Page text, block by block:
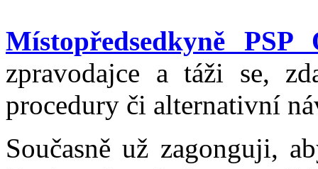
Místopředsedkyně PSP
zpravodajce a táži se,
procedury či alternativní
Současně už zagonguji,